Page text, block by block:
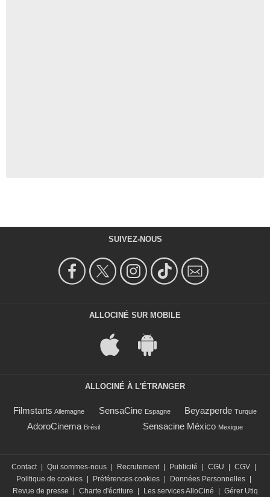
SUIVEZ-NOUS
ALLOCINÉ SUR MOBILE
ALLOCINÉ À L'ÉTRANGER
Filmstarts Allemagne SensaCine Espagne Beyazperde Turquie
AdoroCinema Brésil Sensacine México Mexique
Contact Qui sommes-nous Recrutement Publicité CGU CGV
Politique de cookies
Préférences cookies Données Personnelles
Revue de presse
Charte d'écriture Les services AlloCiné Gérer Utiq